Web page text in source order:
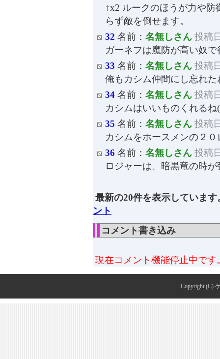
↑x2 ルークのほうが力や
らず敵を倒せます。
32 名前： 名無しさん 投稿
ガーネフは魔防が高い奴
33 名前： 名無しさん 投稿
俺もカシム仲間にし忘れ
34 名前： 名無しさん 投稿
カシムはいいものくれるね
35 名前： 名無しさん 投稿
カシムをホースメンの２
36 名前： 名無しさん 投稿
ロジャーは、暗黒竜の時
最新の20件を表示していま
ント
コメント書き込み
現在コメント機能停止中です
Copyright (C)